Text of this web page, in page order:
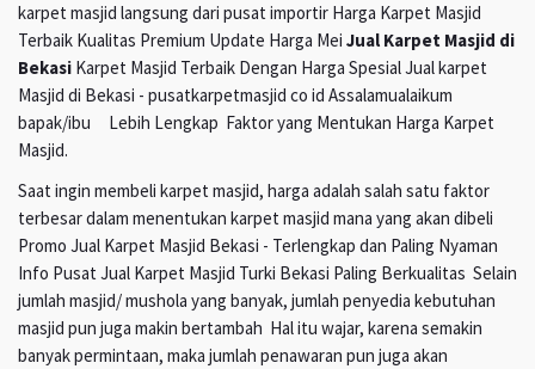
karpet masjid langsung dari pusat importir Harga Karpet Masjid
Terbaik Kualitas Premium Update Harga Mei Jual Karpet Masjid di
Bekasi Karpet Masjid Terbaik Dengan Harga Spesial Jual karpet
Masjid di Bekasi - pusatkarpetmasjid co id Assalamualaikum
bapak/ibu Lebih Lengkap Faktor yang Mentukan Harga Karpet
Masjid.
Saat ingin membeli karpet masjid, harga adalah salah satu faktor
terbesar dalam menentukan karpet masjid mana yang akan dibeli
Promo Jual Karpet Masjid Bekasi - Terlengkap dan Paling Nyaman
Info Pusat Jual Karpet Masjid Turki Bekasi Paling Berkualitas Selain
jumlah masjid/ mushola yang banyak, jumlah penyedia kebutuhan
masjid pun juga makin bertambah Hal itu wajar, karena semakin
banyak permintaan, maka jumlah penawaran pun juga akan